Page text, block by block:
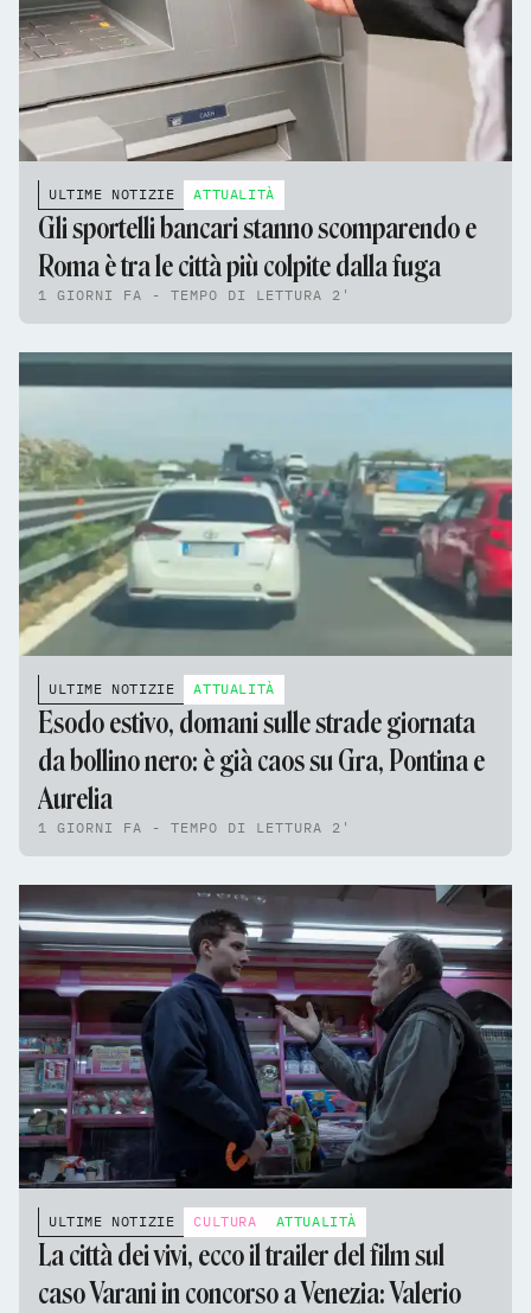
ULTIME NOTIZIE ATTUALITÀ
Gli sportelli bancari stanno scomparendo e
Roma è tra le città più colpite dalla fuga
1 GIORNI FA - TEMPO DI LETTURA 2'
ULTIME NOTIZIE ATTUALITÀ
Esodo estivo, domani sulle strade giornata
da bollino nero: è già caos su Gra, Pontina e
Aurelia
1 GIORNI FA - TEMPO DI LETTURA 2'
ULTIME NOTIZIE CULTURA ATTUALITÀ
La città dei vivi, ecco il trailer del film sul
caso Varani in concorso a Venezia: Valerio